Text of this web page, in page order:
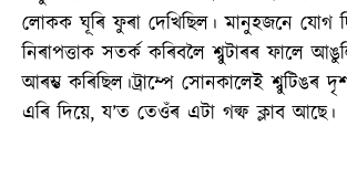
লোকক ঘূৰি ফুৰা দেখিছিল। মানুহজনে যোগ
নিৰাপত্তাক সতৰ্ক কৰিবলৈ শ্বুটাৰৰ ফালে
আৰম্ভ কৰিছিল।ট্ৰাম্পে সোনকালেই শ্বুটিঙৰ
এৰি দিয়ে, য’ত তেওঁৰ এটা গল্ফ ক্লাব আছে।